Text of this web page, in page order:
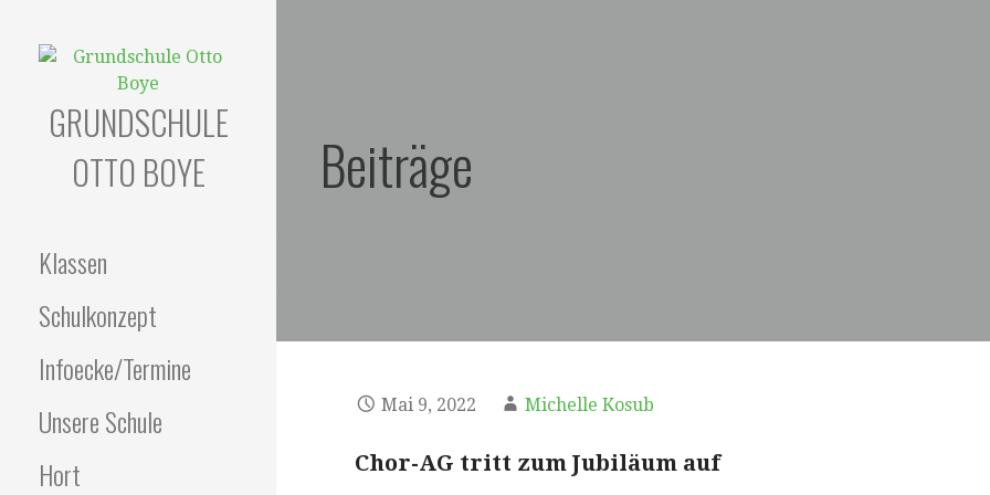
GRUNDSCHULE
OTTO BOYE
Klassen
Schulkonzept
Infoecke/Termine
Unsere Schule
Hort
Beiträge
Mai 9, 2022 Michelle Kosub
Chor-AG tritt zum Jubiläum auf